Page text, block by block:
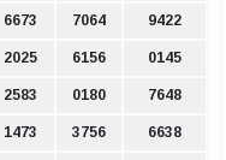
6673 7064 9422
2025 6156 0145
2583 0180 7648
1473 3756 6638